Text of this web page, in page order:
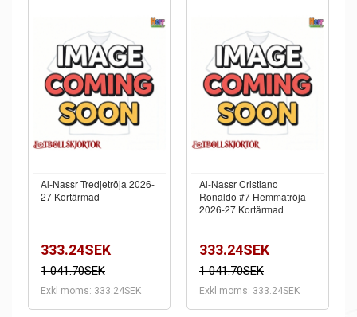
Al-Nassr Tredjetröja 2026-
27 Kortärmad
333.24SEK
1 041.70SEK
Exkl moms: 333.24SEK
Al-Nassr Cristiano
Ronaldo #7 Hemmatröja
2026-27 Kortärmad
333.24SEK
1 041.70SEK
Exkl moms: 333.24SEK